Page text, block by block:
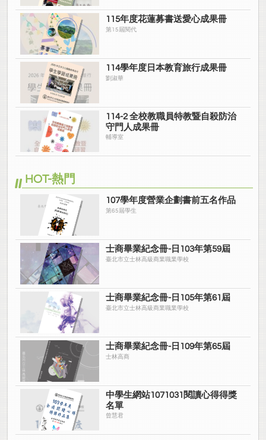
115年度花蓮募書送愛心成果冊
第15屆閱代
114學年度日本教育旅行成果冊
劉淑華
114-2 全校教職員特教暨自殺防治
守門人成果冊
輔導室
HOT-熱門
107學年度營業企劃書前五名作品
第65屆學生
士商畢業紀念冊-日103年第59屆
臺北市立士林高級商業職業學校
士商畢業紀念冊-日105年第61屆
臺北市立士林高級商業職業學校
士商畢業紀念冊-日109年第65屆
士林高商
中學生網站1071031閱讀心得得獎
名單
曾慧君